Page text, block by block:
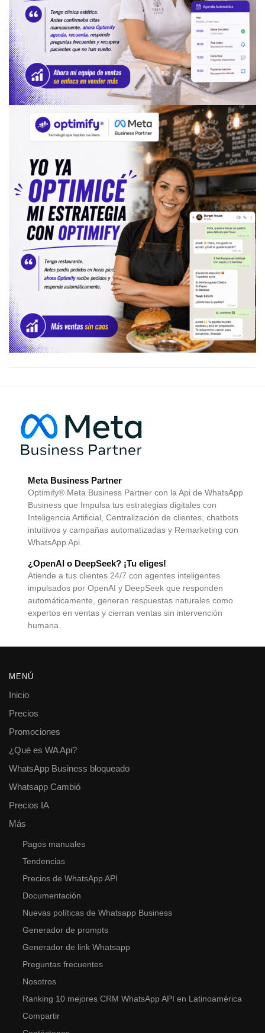
Meta Business Partner
Optimify® Meta Business Partner con la Api de WhatsApp
Business que Impulsa tus estrategias digitales con
Inteligencia Artificial, Centralización de clientes, chatbots
intuitivos y campañas automatizadas y Remarketing con
WhatsApp Api.
¿OpenAI o DeepSeek? ¡Tu eliges!
Atiende a tus clientes 24/7 con agentes inteligentes
impulsados por OpenAI y DeepSeek que responden
automáticamente, generan respuestas naturales como
expertos en ventas y cierran ventas sin intervención
humana.
MENÚ
Inicio
Precios
Promociones
¿Qué es WA Api?
WhatsApp Business bloqueado
Whatsapp Cambió
Precios IA
Más
Pagos manuales
Tendencias
Precios de WhatsApp API
Documentación
Nuevas políticas de Whatsapp Business
Generador de prompts
Generador de link Whatsapp
Preguntas frecuentes
Nosotros
Ranking 10 mejores CRM WhatsApp API en Latinoamérica
Compartir